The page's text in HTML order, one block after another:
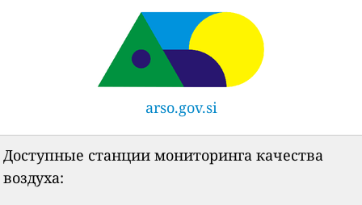
arso.gov.si
Доступные станции мониторинга качества
воздуха: